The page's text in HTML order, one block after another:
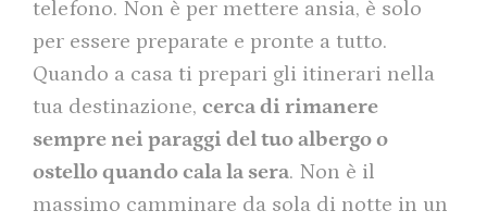
telefono. Non è per mettere ansia, è solo
per essere preparate e pronte a tutto.
Quando a casa ti prepari gli itinerari nella
tua destinazione, cerca di rimanere
sempre nei paraggi del tuo albergo o
ostello quando cala la sera. Non è il
massimo camminare da sola di notte in un